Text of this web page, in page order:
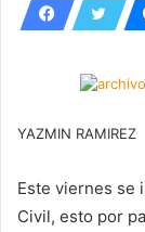
YAZMIN RAMIREZ
Este viernes se
Civil, esto por